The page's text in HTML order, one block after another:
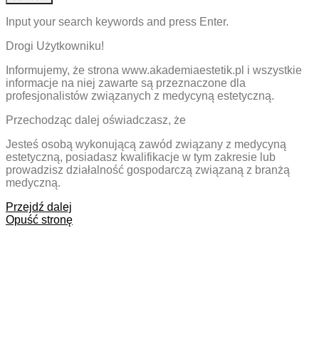
Input your search keywords and press Enter.
Drogi Użytkowniku!
Informujemy, że strona www.akademiaestetik.pl i wszystkie
informacje na niej zawarte są przeznaczone dla
profesjonalistów związanych z medycyną estetyczną.
Przechodząc dalej oświadczasz, że
Jesteś osobą wykonującą zawód związany z medycyną
estetyczną, posiadasz kwalifikacje w tym zakresie lub
prowadzisz działalność gospodarczą związaną z branżą
medyczną.
Przejdź dalej
Opuść stronę